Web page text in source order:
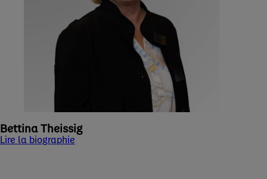
Bettina Theissig
Lire la biographie